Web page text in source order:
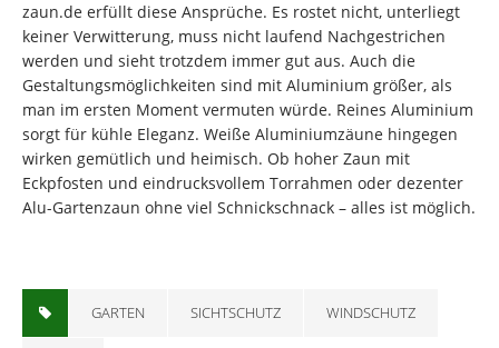
zaun.de erfüllt diese Ansprüche. Es rostet nicht, unterliegt
keiner Verwitterung, muss nicht laufend Nachgestrichen
werden und sieht trotzdem immer gut aus. Auch die
Gestaltungsmöglichkeiten sind mit Aluminium größer, als
man im ersten Moment vermuten würde. Reines Aluminium
sorgt für kühle Eleganz. Weiße Aluminiumzäune hingegen
wirken gemütlich und heimisch. Ob hoher Zaun mit
Eckpfosten und eindrucksvollem Torrahmen oder dezenter
Alu-Gartenzaun ohne viel Schnickschnack – alles ist möglich.
GARTEN SICHTSCHUTZ WINDSCHUTZ